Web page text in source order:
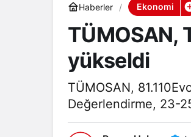
Haberler Ekonomi
TÜMOSAN,
yükseldi
TÜMOSAN,
Değerlendirme, 23-